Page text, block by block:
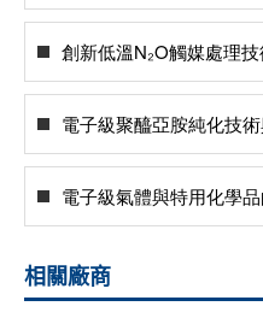
創新低溫N₂O觸媒處理
電子級聚醯亞胺純化技
電子級氣體與特用化學
相關廠商